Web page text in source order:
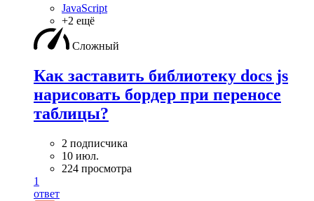
JavaScript
+2 ещё
Сложный
Как заставить библиотеку docs js
нарисовать бордер при переносе
таблицы?
2 подписчика
10 июл.
224 просмотра
1
ответ